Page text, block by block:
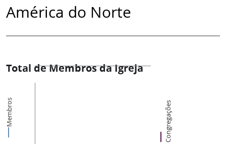
América do Norte
Total de Membros da Igreja
Membros Congregações